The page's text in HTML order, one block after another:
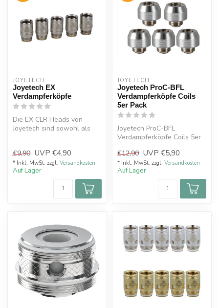
JOYETECH
Joyetech EX
Verdampferköpfe
Die EX CLR Heads von
Joyetech sind sowohl als
€9,90 UVP €4,90
* Inkl. MwSt. zzgl. Versandkosten
Auf Lager
JOYETECH
Joyetech ProC-BFL
Verdampferköpfe Coils
5er Pack
Joyetech ProC-BFL
Verdampferköpfe Coils 5er
€12,90 UVP €5,90
* Inkl. MwSt. zzgl. Versandkosten
Auf Lager